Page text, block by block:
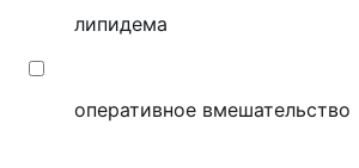
липидема
оперативное вмешательство